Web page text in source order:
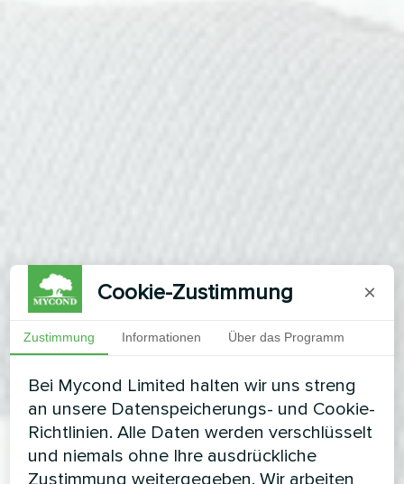
Cookie-Zustimmung ×
Zustimmung Informationen Über das Programm
Bei Mycond Limited halten wir uns streng
an unsere Datenspeicherungs- und Cookie-
Richtlinien. Alle Daten werden verschlüsselt
und niemals ohne Ihre ausdrückliche
Zustimmung weitergegeben. Wir arbeiten